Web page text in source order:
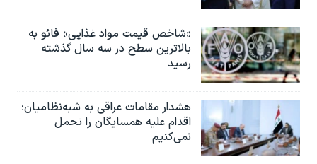
«شاخص قیمت مواد غذایی» فائو به
بالاترین سطح در سه سال گذشته
رسید
هشدار مقامات عراقی به شبه‌نظامیان؛
اقدام علیه همسایگان را تحمل
نمی‌کنیم